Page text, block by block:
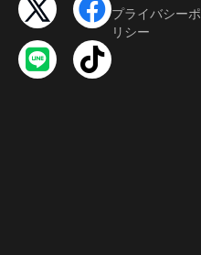
プライバシーポ
リシー